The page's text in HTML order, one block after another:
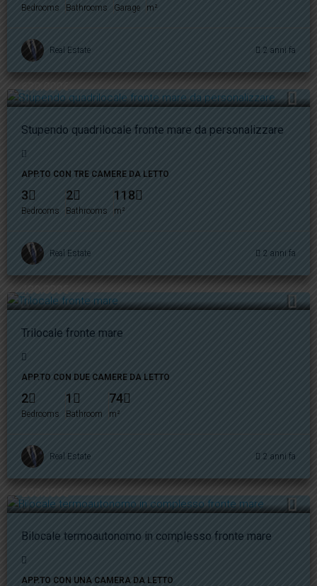
Bedrooms Bathrooms Garage m²
Real Estate 2 anni fa
630.000€
Stupendo quadrilocale fronte mare da personalizzare
APP.TO CON TRE CAMERE DA LETTO
3
Bedrooms
2
Bathrooms
118
m²
Real Estate 2 anni fa
430.000€
Trilocale fronte mare
APP.TO CON DUE CAMERE DA LETTO
2
Bedrooms
1
Bathroom
74
m²
Real Estate 2 anni fa
200.000€
Bilocale termoautonomo in complesso fronte mare
APP.TO CON UNA CAMERA DA LETTO